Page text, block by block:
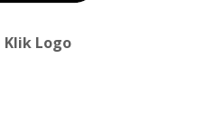
Klik Logo